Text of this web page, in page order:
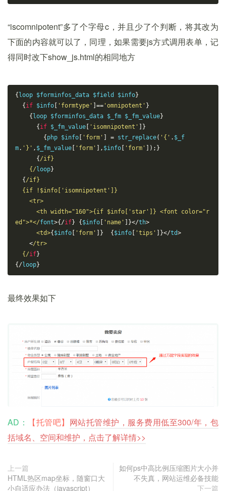
“iscomnipotent”多了个字母c，并且少了个判断，将其改为
下面的内容就可以了，同理，如果需要js方式调用表单，记
得同时改下show_js.html的相同地方
{ loop $forminfos_data $field $info}
{ if $info 'formtype' ]== 'omnipotent' }
{ loop $forminfos_data $_fm $_fm_value}
{ if $_fm_value 'isomnipotent'
]}
{ php $info 'form' = str_replace( '{' . $_f
m. '}' , $_fm_value 'form' ], $info 'form'
]);}
{ /if}
    {/
loop}
{ /if}
{if !$info['isomnipotent']}
<tr>
<th width="160">{if $info['star']} <font color="r
ed">*</font>{/if} { $info 'name' ]}</th>
<td>{ $info 'form' ]} { $info 'tips' ]}</td>
</tr>
{/if}
{/loop}
最终效果如下
AD： 【托管吧】 网站托管维护，服务费用低至300/年，包
括域名、空间和维护，点击了解详情>>
上一篇
HTML热区map坐标，随窗口大
小自适应办法（javascript）
如何ps中高比例压缩图片大小并
不失真，网站运维必备技能
下一篇